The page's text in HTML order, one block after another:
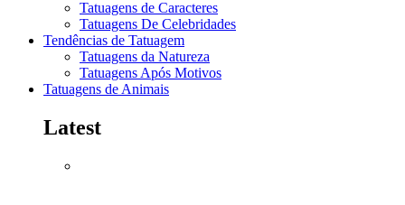
Tatuagens de Caracteres
Tatuagens De Celebridades
Tendências de Tatuagem
Tatuagens da Natureza
Tatuagens Após Motivos
Tatuagens de Animais
Latest